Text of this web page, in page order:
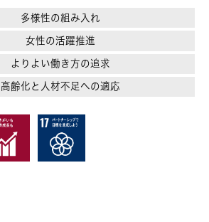
多様性の組み入れ
女性の活躍推進
よりよい働き方の追求
高齢化と人材不足への適応